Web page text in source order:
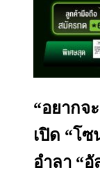
“อยากจ
เปิด “โ
อำลา “